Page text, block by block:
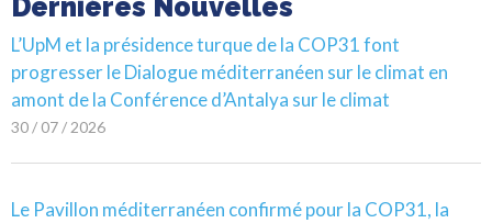
Dernières Nouvelles
L’UpM et la présidence turque de la COP31 font
progresser le Dialogue méditerranéen sur le climat en
amont de la Conférence d’Antalya sur le climat
30 / 07 / 2026
Le Pavillon méditerranéen confirmé pour la COP31, la